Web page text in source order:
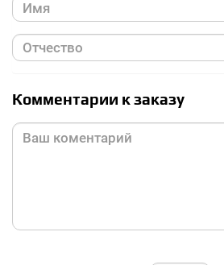
Комментарии к заказу